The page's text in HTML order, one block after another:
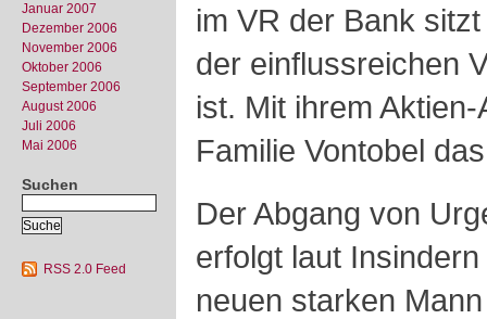
Januar 2007
Dezember 2006
November 2006
Oktober 2006
September 2006
August 2006
Juli 2006
Mai 2006
Suchen
RSS 2.0 Feed
im VR der Bank
der einflussreichen
ist. Mit ihrem
Familie Vontobel
Der Abgang von
erfolgt laut
neuen starken